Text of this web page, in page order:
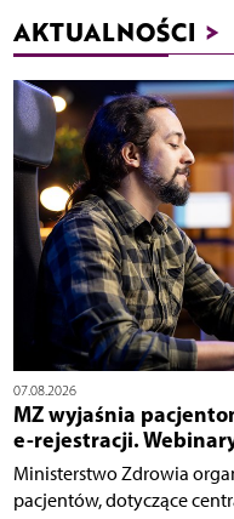
AKTUALNOŚCI >
07.08.2026
MZ wyjaśnia
e-rejestracji.
Ministerstwo Zdrowia
pacjentów, dotyczące